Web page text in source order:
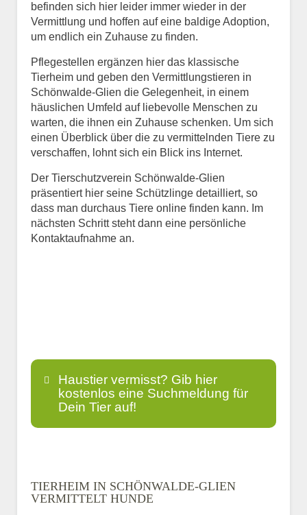
befinden sich hier leider immer wieder in der
Vermittlung und hoffen auf eine baldige Adoption,
um endlich ein Zuhause zu finden.
Pflegestellen ergänzen hier das klassische
Tierheim und geben den Vermittlungstieren in
Schönwalde-Glien die Gelegenheit, in einem
häuslichen Umfeld auf liebevolle Menschen zu
warten, die ihnen ein Zuhause schenken. Um sich
einen Überblick über die zu vermittelnden Tiere zu
verschaffen, lohnt sich ein Blick ins Internet.
Der Tierschutzverein Schönwalde-Glien
präsentiert hier seine Schützlinge detailliert, so
dass man durchaus Tiere online finden kann. Im
nächsten Schritt steht dann eine persönliche
Kontaktaufnahme an.
Haustier vermisst? Gib hier
kostenlos eine Suchmeldung für
Dein Tier auf!
TIERHEIM IN SCHÖNWALDE-GLIEN
VERMITTELT HUNDE